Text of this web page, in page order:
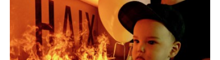
ライフスタイル
著者一覧
ライター募集